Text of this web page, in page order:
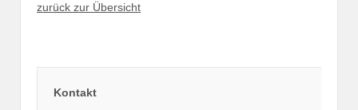
zurück zur Übersicht
Kontakt